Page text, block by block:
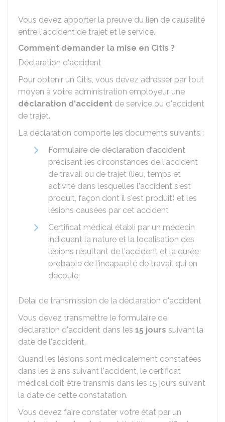
Vous devez apporter la preuve du lien de causalité
entre l'accident de trajet et le service.
Comment demander la mise en Citis ?
Déclaration d'accident
Pour obtenir un Citis, vous devez adresser par tout
moyen à votre administration employeur une
déclaration d'accident de service ou d'accident
de trajet.
La déclaration comporte les documents suivants :
Formulaire de déclaration d'accident
précisant les circonstances de l'accident
de travail ou de trajet (lieu, temps et
activité dans lesquelles l'accident s'est
produit, façon dont il s'est produit) et les
lésions causées par cet accident
Certificat médical établi par un médecin
indiquant la nature et la localisation des
lésions résultant de l'accident et la durée
probable de l'incapacité de travail qui en
découle.
Délai de transmission de la déclaration d'accident
Vous devez transmettre le formulaire de
déclaration d'accident dans les 15 jours suivant la
date de l'accident.
Quand les lésions sont médicalement constatées
dans les 2 ans suivant l'accident, le certificat
médical doit être transmis dans les 15 jours suivant
la date de cette constatation.
Vous devez faire constater votre état par un